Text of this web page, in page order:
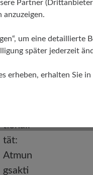
Passform
Natural - Breite
normale bis breite Füße
Partner
um eine detaillierte
später jederzeit
erheben, erhalten Sie in